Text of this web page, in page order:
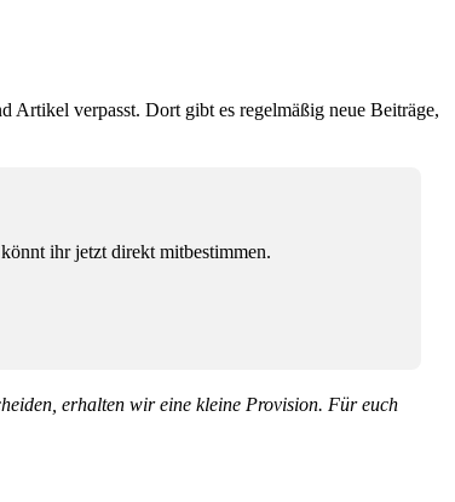
Artikel verpasst. Dort gibt es regelmäßig neue Beiträge,
ihr jetzt direkt mitbestimmen.
erhalten wir eine kleine Provision. Für euch